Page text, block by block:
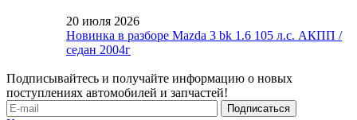
20 июля 2026
Новинка в разборе Mazda 3 bk 1.6 105 л.с. АКПП /
седан 2004г
Подписывайтесь и получайте информацию о новых
поступлениях автомобилей и запчастей!